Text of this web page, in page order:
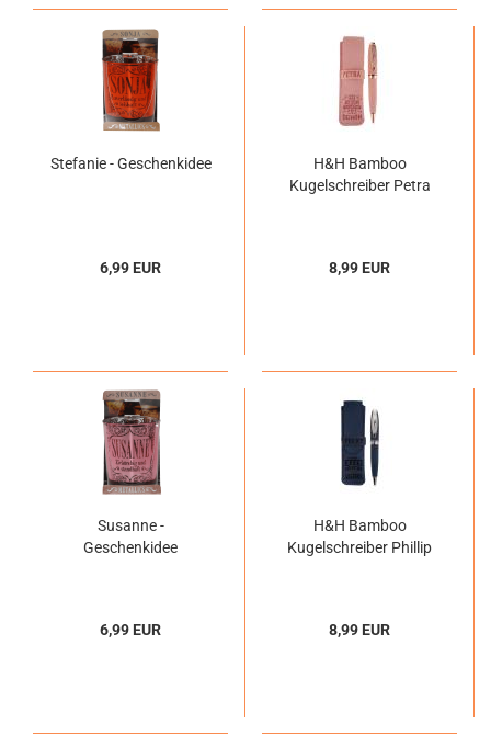
Stefanie - Geschenkidee
6,99 EUR
H&H Bamboo
Kugelschreiber Petra
8,99 EUR
Susanne -
Geschenkidee
6,99 EUR
H&H Bamboo
Kugelschreiber Phillip
8,99 EUR